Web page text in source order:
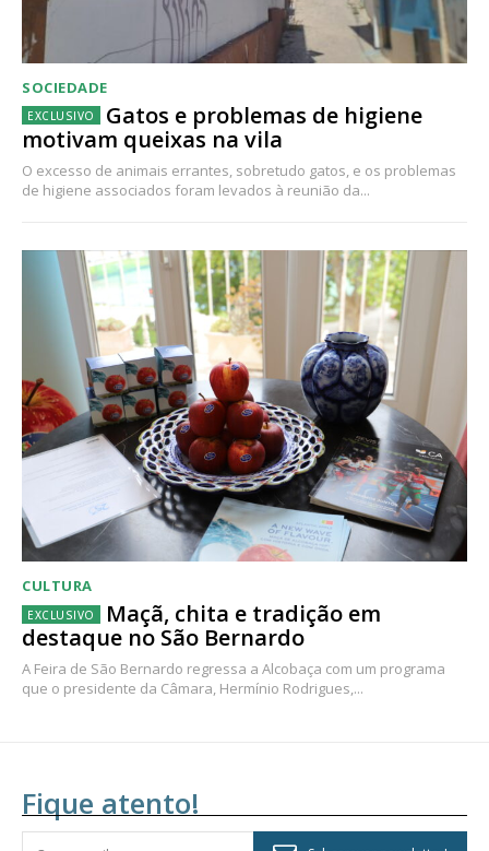
SOCIEDADE
Gatos e problemas de higiene
motivam queixas na vila
O excesso de animais errantes, sobretudo gatos, e os problemas
de higiene associados foram levados à reunião da...
CULTURA
Maçã, chita e tradição em
destaque no São Bernardo
A Feira de São Bernardo regressa a Alcobaça com um programa
que o presidente da Câmara, Hermínio Rodrigues,...
Fique atento!